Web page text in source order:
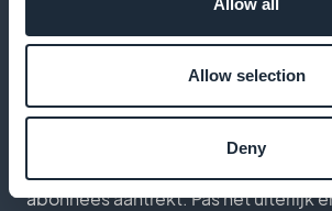
Allow selection
Deny
Je inschrijvingspagina
Maak een pagina die je merk
abonnees aantrekt. Pas het uiterlijk